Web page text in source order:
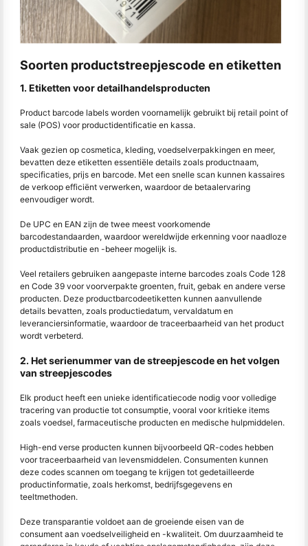
Soorten productstreepjescode en etiketten
1. Etiketten voor detailhandelsproducten
Product barcode labels worden voornamelijk gebruikt bij retail point of
sale (POS) voor productidentificatie en kassa.
Vaak gezien op cosmetica, kleding, voedselverpakkingen en meer,
bevatten deze etiketten essentiële details zoals productnaam,
specificaties, prijs en barcode. Met een snelle scan kunnen kassaires
de verkoop efficiënt verwerken, waardoor de betaalervaring
eenvoudiger wordt.
De UPC en EAN zijn de twee meest voorkomende
barcodestandaarden, waardoor wereldwijde erkenning voor naadloze
productdistributie en -beheer mogelijk is.
Veel retailers gebruiken aangepaste interne barcodes zoals Code 128
en Code 39 voor voorverpakte groenten, fruit, gebak en andere verse
producten. Deze productbarcodeetiketten kunnen aanvullende
details bevatten, zoals productiedatum, vervaldatum en
leveranciersinformatie, waardoor de traceerbaarheid van het product
wordt verbeterd.
2. Het serienummer van de streepjescode en het volgen
van streepjescodes
Elk product heeft een unieke identificatiecode nodig voor volledige
tracering van productie tot consumptie, vooral voor kritieke items
zoals voedsel, farmaceutische producten en medische hulpmiddelen.
High-end verse producten kunnen bijvoorbeeld QR-codes hebben
voor traceerbaarheid van levensmiddelen. Consumenten kunnen
deze codes scannen om toegang te krijgen tot gedetailleerde
productinformatie, zoals herkomst, bedrijfsgegevens en
teeltmethoden.
Deze transparantie voldoet aan de groeiende eisen van de
consument aan voedselveiligheid en -kwaliteit. Om duurzaamheid te